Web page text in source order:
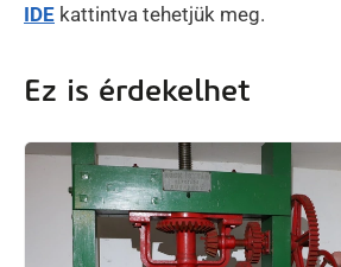
IDE kattintva tehetjük meg.
Ez is érdekelhet